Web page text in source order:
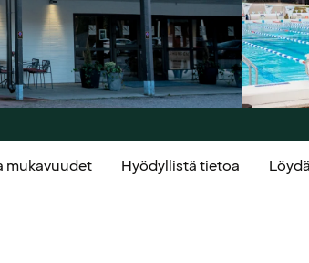
mukavuudet Hyödyllistä tietoa